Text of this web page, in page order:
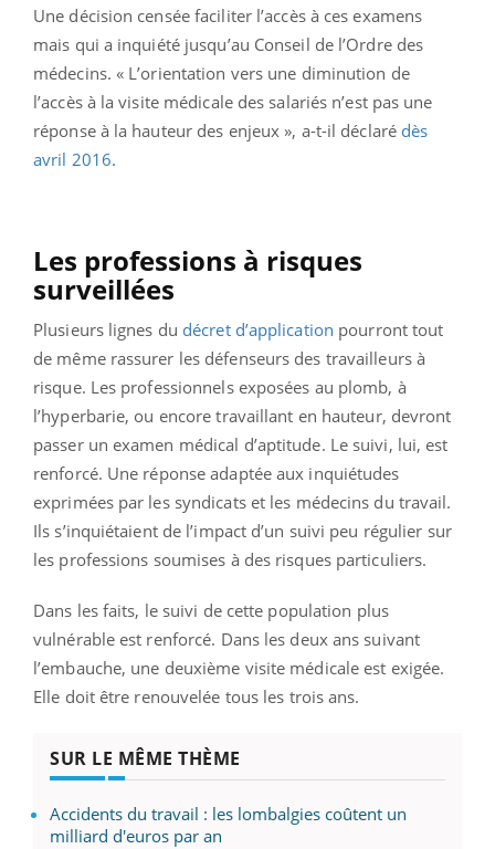
Une décision censée faciliter l’accès à ces examens
mais qui a inquiété jusqu’au Conseil de l’Ordre des
médecins. « L’orientation vers une diminution de
l’accès à la visite médicale des salariés n’est pas une
réponse à la hauteur des enjeux », a-t-il déclaré dès
avril 2016.
Les professions à risques
surveillées
Plusieurs lignes du décret d’application pourront tout
de même rassurer les défenseurs des travailleurs à
risque. Les professionnels exposées au plomb, à
l’hyperbarie, ou encore travaillant en hauteur, devront
passer un examen médical d’aptitude. Le suivi, lui, est
renforcé. Une réponse adaptée aux inquiétudes
exprimées par les syndicats et les médecins du travail.
Ils s’inquiétaient de l’impact d’un suivi peu régulier sur
les professions soumises à des risques particuliers.
Dans les faits, le suivi de cette population plus
vulnérable est renforcé. Dans les deux ans suivant
l’embauche, une deuxième visite médicale est exigée.
Elle doit être renouvelée tous les trois ans.
SUR LE MÊME THÈME
Accidents du travail : les lombalgies coûtent un
milliard d'euros par an